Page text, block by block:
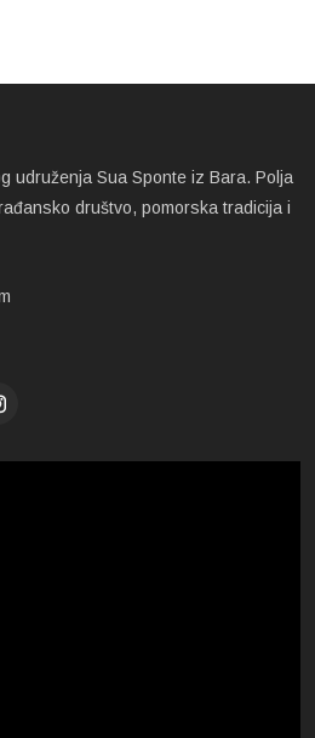
udruženja Sua Sponte iz Bara. Polja
društvo, pomorska tradicija i